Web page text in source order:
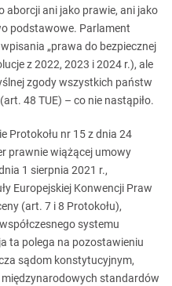
aborcji ani jako prawie, ani jako
podstawowe. Parlament
„prawa do bezpiecznej
z 2022, 2023 i 2024 r.), ale
zgody wszystkich państw
48 TUE) – co nie nastąpiło.
Protokołu nr 15 z dnia 24
prawnie wiążącej umowy
1 sierpnia 2021 r.,
Europejskiej Konwencji Praw
(art. 7 i 8 Protokołu),
systemu
ta polega na pozostawieniu
sądom konstytucyjnym,
standardów